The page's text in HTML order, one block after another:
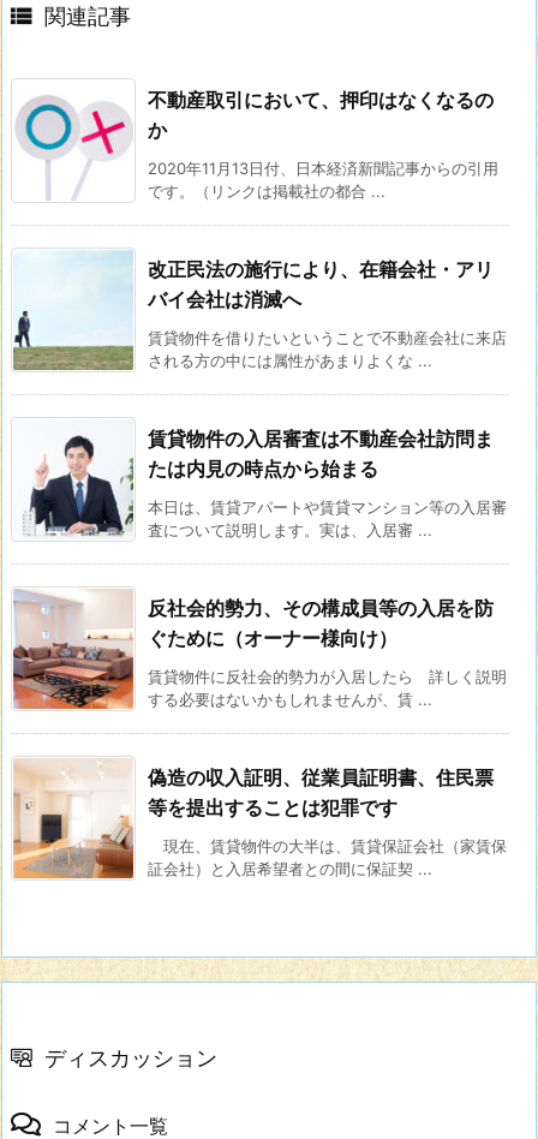
 関連記事
不動産取引において、押印はなくなるの
か
2020年11月13日付、日本経済新聞記事からの引用
です。（リンクは掲載社の都合 ...
改正民法の施行により、在籍会社・アリ
バイ会社は消滅へ
賃貸物件を借りたいということで不動産会社に来店
される方の中には属性があまりよくな ...
賃貸物件の入居審査は不動産会社訪問ま
たは内見の時点から始まる
本日は、賃貸アパートや賃貸マンション等の入居審
査について説明します。実は、入居審 ...
反社会的勢力、その構成員等の入居を防
ぐために（オーナー様向け）
賃貸物件に反社会的勢力が入居したら 詳しく説明
する必要はないかもしれませんが、賃 ...
偽造の収入証明、従業員証明書、住民票
等を提出することは犯罪です
現在、賃貸物件の大半は、賃貸保証会社（家賃保
証会社）と入居希望者との間に保証契 ...
ディスカッション
コメント一覧